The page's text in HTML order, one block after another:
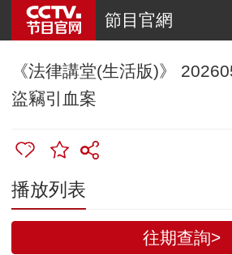
節目官網
《法律講堂(生活版)》
盜竊引血案
播放列表
往期查詢>